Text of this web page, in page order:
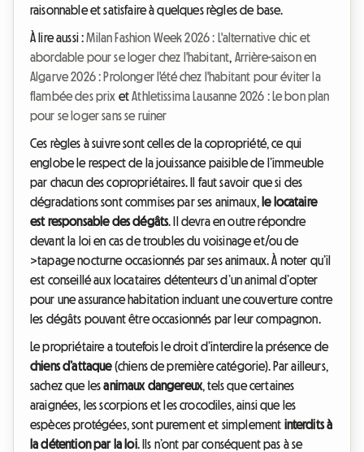
raisonnable et satisfaire à quelques règles de base.
À lire aussi :Milan Fashion Week 2026 : L'alternative chic et
abordable pour se loger chez l'habitant, Arrière-saison en
Algarve 2026 : Prolonger l'été chez l'habitant pour éviter la
flambée des prix etAthletissima Lausanne 2026 : Le bon plan
pour se loger sans se ruiner
Ces règles à suivre sont celles de la copropriété, ce qui
englobe le respect de la jouissance paisible de l’immeuble
par chacun des copropriétaires. Il faut savoir que si des
dégradations sont commises par ses animaux, le locataire
est responsable des dégâts. Il devra en outre répondre
devant la loi en cas de troubles du voisinage et/ou de
>tapage nocturne occasionnés par ses animaux. À noter qu’il
est conseillé aux locataires détenteurs d’un animal d’opter
pour une assurance habitation incluant une couverture contre
les dégâts pouvant être occasionnés par leur compagnon.
Le propriétaire a toutefois le droit d’interdire la présence de
chiens d’attaque(chiens de première catégorie). Par ailleurs,
sachez que lesanimaux dangereux, tels que certaines
araignées, les scorpions et les crocodiles, ainsi que les
espèces protégées, sont purement et simplement interdits à
la détention par la loi. Ils n’ont par conséquent pas à se